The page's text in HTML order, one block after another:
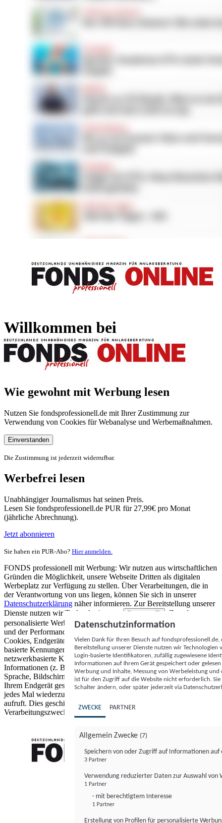
Willkommen bei
Wie gewohnt mit Werbung lesen
Nutzen Sie fondsprofessionell.de mit Ihrer Zustimmung zur
Verwendung von Cookies für Webanalyse und Werbemaßnahmen.
Einverstanden
Die Zustimmung ist jederzeit widerrufbar.
Werbefrei lesen
Unabhängiger Journalismus hat seinen Preis.
Lesen Sie fondsprofessionell.de PUR für 27,99€ pro Monat
(jährliche Abrechnung).
Jetzt abonnieren
Sie haben ein PUR-Abo? Hier anmelden.
FONDS professionell mit Werbung: Wir nutzen aus wirtschaftlichen
Gründen die Möglichkeit, unsere Webseite Dritten als digitalen
Werbeplatz zur Verfügung zu stellen. Über Verarbeitungen, die in
der Verantwortung von uns liegen, können Sie sich in unserer
Datenschutzerklärung näher informieren. Zur Bereitstellung unserer
Dienste nutzen wir Technologien von
Partnern (5)
. Zwecke:
personalisierte Werbung und Inhalte, Messung von Werbeleistung
und der Performance von Inhalten sowie Zielgruppenforschung.
Cookies, Endgeräte- oder ähnliche Online-Kennungen (z. B. login-
basierte Kennungen, zufällig generierte Kennungen,
netzwerkbasierte Kennungen) können zusammen mit anderen
Informationen (z. B. Browsertyp und Browserinformationen,
Sprache, Bildschirmgröße, unterstützte Technologien usw.) auf
Ihrem Endgerät gespeichert oder von dort ausgelesen werden, um es
jedes Mal wiederzuerkennen, wenn es eine App oder einer Webseite
aufruft. Dies geschieht für einen oder mehrere der hier aufgeführten
Verarbeitungszwecke.
Datenschutzinformation
Vielen Dank für Ihren Besuch auf
Bereitstellung unserer Dienste nutzen wir Technologien
Login-basierte Identifikatoren, zufällig zugewiesene
Informationen auf Ihrem Gerät gespeichert oder
Werbung und Inhalte, Messung von Werbeleistung
ist für den Zugriff auf die Website nicht erforderlich.
Schalter ändern, oder später jederzeit via
ZWECKE PARTNER
Allgemein Zwecke (7)
Speichern von oder Zugriff auf Informationen auf
3 Partner
Verwendung reduzierter Daten zur Auswahl von
1 Partner
- mit berechtigtem Interesse
1 Partner
Erstellung von Profilen für personalisierte
FONDS professionell